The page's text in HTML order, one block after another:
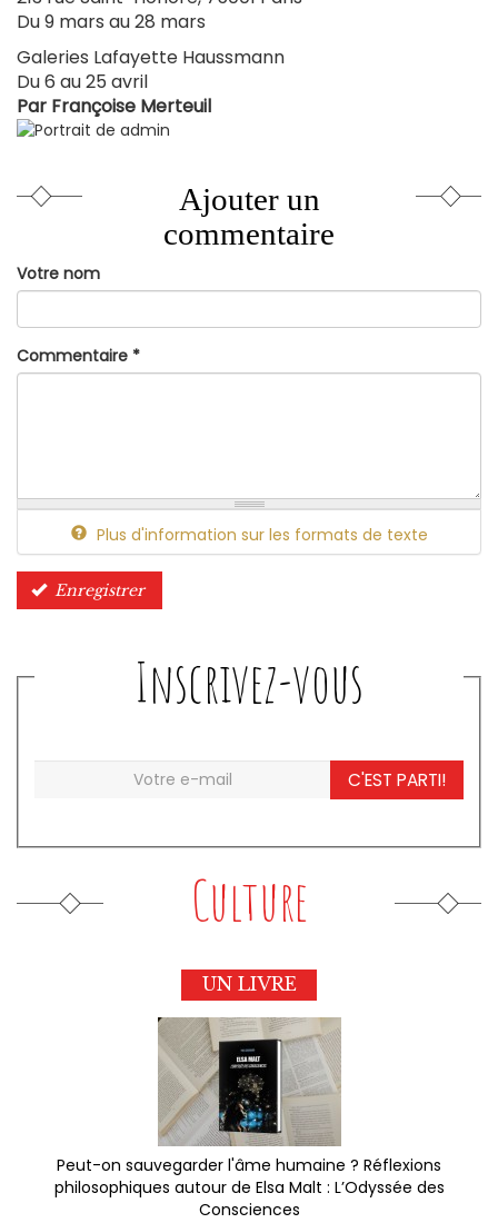
Du 9 mars au 28 mars
Galeries Lafayette Haussmann
Du 6 au 25 avril
Par Françoise Merteuil
Ajouter un
commentaire
Votre nom
Commentaire *
Plus d'information sur les formats de texte
Enregistrer
Inscrivez-vous
C'EST PARTI!
Culture
UN LIVRE
Peut-on sauvegarder l'âme humaine ? Réflexions
philosophiques autour de Elsa Malt : L’Odyssée des
Consciences